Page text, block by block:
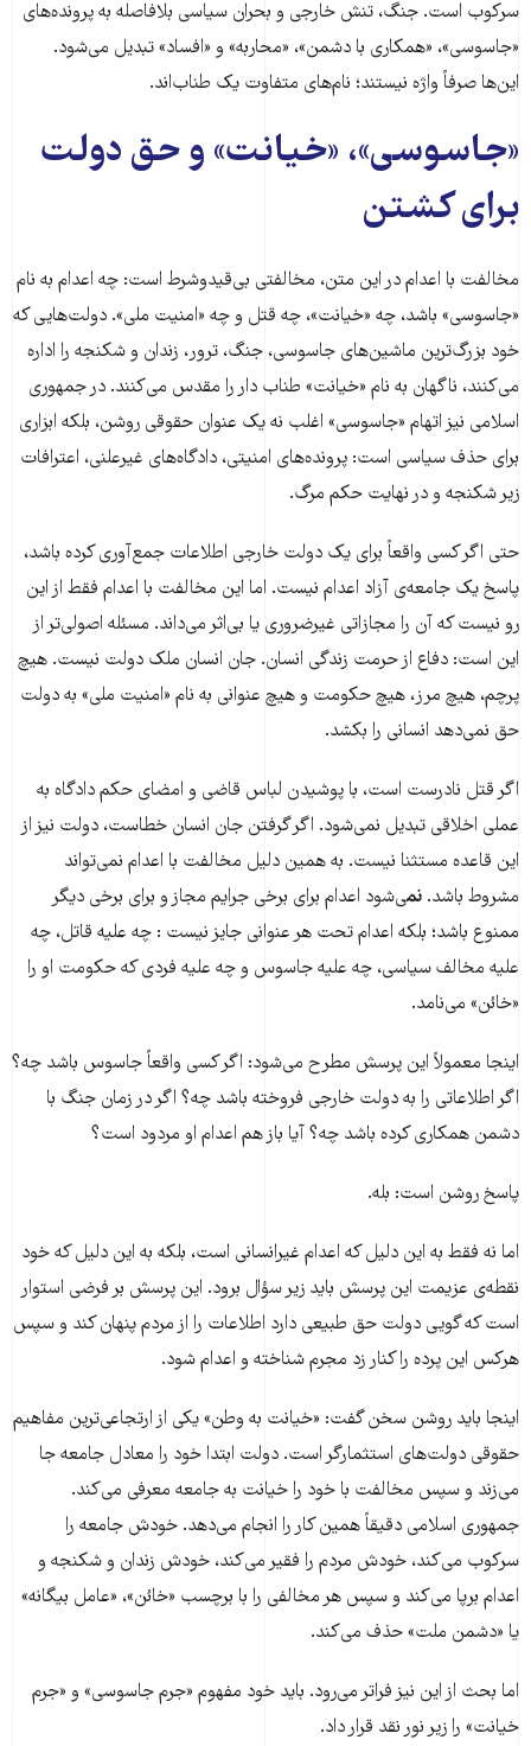
سرکوب است. جنگ، تنش خارجی و بحران سیاسی بلافاصله به پرونده‌های
«جاسوسی»، «همکاری با دشمن»، «محاربه» و «افساد» تبدیل می‌شود.
این‌ها صرفاً واژه نیستند؛ نام‌های متفاوت یک طناب‌اند.
«جاسوسی»، «خیانت» و حق دولت
برای کشتن
مخالفت با اعدام در این متن، مخالفتی بی‌قیدوشرط است: چه اعدام به نام
«جاسوسی» باشد، چه «خیانت»، چه قتل و چه «امنیت ملی». دولت‌هایی که
خود بزرگ‌ترین ماشین‌های جاسوسی، جنگ، ترور، زندان و شکنجه را اداره
می‌کنند، ناگهان به نام «خیانت» طناب دار را مقدس می‌کنند. در جمهوری
اسلامی نیز اتهام «جاسوسی» اغلب نه یک عنوان حقوقی روشن، بلکه ابزاری
برای حذف سیاسی است: پرونده‌های امنیتی، دادگاه‌های غیرعلنی، اعترافات
زیر شکنجه و در نهایت حکم مرگ.
حتی اگر کسی واقعاً برای یک دولت خارجی اطلاعات جمع‌آوری کرده باشد،
پاسخ یک جامعه‌ی آزاد اعدام نیست. اما این مخالفت با اعدام فقط از این
رو نیست که آن را مجازاتی غیرضروری یا بی‌اثر می‌داند. مسئله اصولی‌تر از
این است: دفاع از حرمت زندگی انسان. جان انسان ملک دولت نیست. هیچ
پرچم، هیچ مرز، هیچ حکومت و هیچ عنوانی به نام «امنیت ملی» به دولت
حق نمی‌دهد انسانی را بکشد.
اگر قتل نادرست است، با پوشیدن لباس قاضی و امضای حکم دادگاه به
عملی اخلاقی تبدیل نمی‌شود. اگر گرفتن جان انسان خطاست، دولت نیز از
این قاعده مستثنا نیست. به همین دلیل مخالفت با اعدام نمی‌تواند
مشروط باشد. نمی‌شود اعدام برای برخی جرایم مجاز و برای برخی دیگر
ممنوع باشد؛ بلکه اعدام تحت هر عنوانی جایز نیست : چه علیه قاتل، چه
علیه مخالف سیاسی، چه علیه جاسوس و چه علیه فردی که حکومت او را
«خائن» می‌نامد.
اینجا معمولاً این پرسش مطرح می‌شود: اگر کسی واقعاً جاسوس باشد چه؟
اگر اطلاعاتی را به دولت خارجی فروخته باشد چه؟ اگر در زمان جنگ با
دشمن همکاری کرده باشد چه؟ آیا باز هم اعدام او مردود است؟
پاسخ روشن است: بله.
اما نه فقط به این دلیل که اعدام غیرانسانی است، بلکه به این دلیل که خود
نقطه‌ی عزیمت این پرسش باید زیر سؤال برود. این پرسش بر فرضی استوار
است که گویی دولت حق طبیعی دارد اطلاعات را از مردم پنهان کند و سپس
هرکس این پرده را کنار زد مجرم شناخته و اعدام شود.
اینجا باید روشن سخن گفت: «خیانت به وطن» یکی از ارتجاعی‌ترین مفاهیم
حقوقی دولت‌های استثمارگر است. دولت ابتدا خود را معادل جامعه جا
می‌زند و سپس مخالفت با خود را خیانت به جامعه معرفی می‌کند.
جمهوری اسلامی دقیقاً همین کار را انجام می‌دهد. خودش جامعه را
سرکوب می‌کند، خودش مردم را فقیر می‌کند، خودش زندان و شکنجه و
اعدام برپا می‌کند و سپس هر مخالفی را با برچسب «خائن»، «عامل بیگانه»
یا «دشمن ملت» حذف می‌کند.
اما بحث از این نیز فراتر می‌رود. باید خود مفهوم «جرم جاسوسی» و «جرم
خیانت» را زیر نور نقد قرار داد.